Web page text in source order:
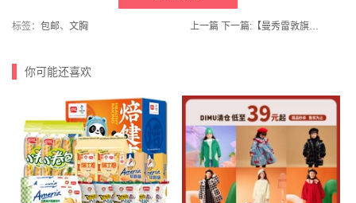
标签： 包邮、 文胸 上一篇 下一篇: 【曼秀雷敦旗舰店】薄荷润唇膏3.5g*1只
你可能还喜欢